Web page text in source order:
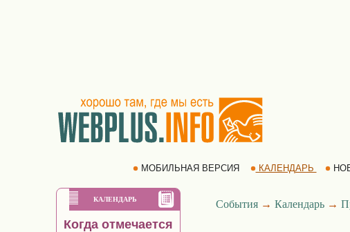
МОБИЛЬНАЯ ВЕРСИЯ КАЛЕНДАРЬ
КАЛЕНДАРЬ
Когда отмечается
События→ Календарь→